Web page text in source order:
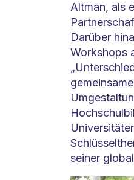
Altman, als
Darüber
Workshops
seiner